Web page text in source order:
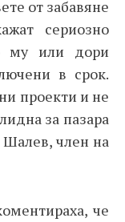
от забавяне
сериозно
му или дори
в срок.
проекти и не
за пазара
член на
че